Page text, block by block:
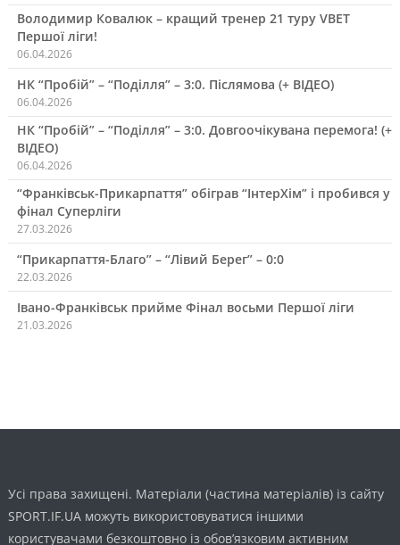
Володимир Ковалюк – кращий тренер 21 туру VBET
Першої ліги!
06.04.2026
НК “Пробій” – “Поділля” – 3:0. Післямова (+ ВІДЕО)
06.04.2026
НК “Пробій” – “Поділля” – 3:0. Довгоочікувана перемога! (+
ВІДЕО)
06.04.2026
“Франківськ-Прикарпаття” обіграв “ІнтерХім” і пробився у
фінал Суперліги
27.03.2026
“Прикарпаття-Благо” – “Лівий Берег” – 0:0
22.03.2026
Івано-Франківськ прийме Фінал восьми Першої ліги
21.03.2026
Усі права захищені. Матеріали (частина матеріалів) із сайту
SPORT.IF.UA можуть використовуватися іншими
користувачами безкоштовно із обов’язковим активним